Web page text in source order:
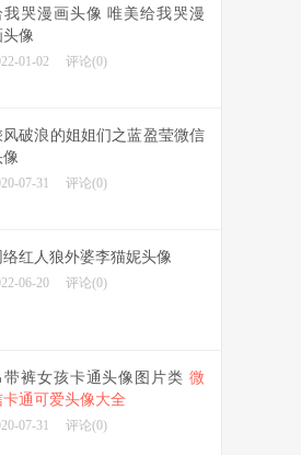
我哭漫画头像 唯美给我哭漫
头像
01-02 评论(0)
风破浪的姐姐们之蓝盈莹微信
像
07-31 评论(0)
络红人狼外婆李猫妮头像
06-20 评论(0)
带裤女孩卡通头像图片类 微
卡通可爱头像大全
07-31 评论(0)